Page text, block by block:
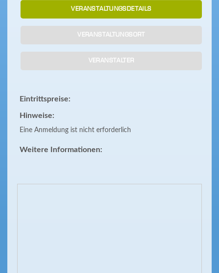
VERANSTALTUNGSDETAILS
VERANSTALTUNGSORT
VERANSTALTER
Eintrittspreise:
Hinweise:
Eine Anmeldung ist nicht erforderlich
Weitere Informationen: